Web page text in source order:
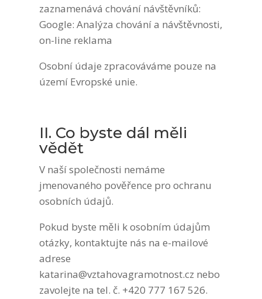
zaznamenává chování návštěvníků:
Google: Analýza chování a návštěvnosti,
on-line reklama
Osobní údaje zpracováváme pouze na
území Evropské unie.
II. Co byste dál měli
vědět
V naší společnosti nemáme
jmenovaného pověřence pro ochranu
osobních údajů.
Pokud byste měli k osobním údajům
otázky, kontaktujte nás na e-mailové
adrese
katarina@vztahovagramotnost.cz nebo
zavolejte na tel. č. +420 777 167 526.